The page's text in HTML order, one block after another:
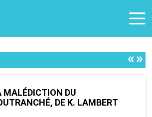
«»
MALÉDICTION DU
DE K. LAMBERT